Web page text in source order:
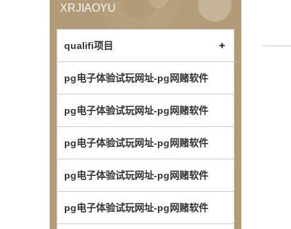
XRJIAOYU
qualifi项目
pg电子体验试玩网址-pg网赌软件
pg电子体验试玩网址-pg网赌软件
pg电子体验试玩网址-pg网赌软件
pg电子体验试玩网址-pg网赌软件
pg电子体验试玩网址-pg网赌软件